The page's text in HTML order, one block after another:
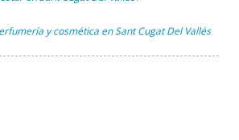
y cosmética en Sant Cugat Del Vallés